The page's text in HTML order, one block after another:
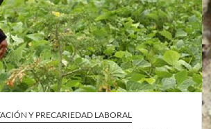
Y PRECARIEDAD LABORAL